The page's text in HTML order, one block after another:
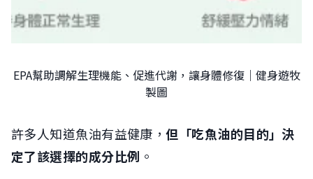
EPA幫助調解生理機能、促進代謝，讓身體修復｜健身遊牧
製圖
許多人知道魚油有益健康，但「吃魚油的目的」決
定了該選擇的成分比例 。